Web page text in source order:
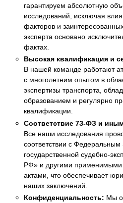
гарантируем абсолютную
исследований, исключая
факторов и
эксперта основано
фактах.
Высокая квалификация и
В нашей команде работают
с многолетним опытом в
экспертизы транспорта,
образованием и регулярно
квалификации.
Соответствие 73-ФЗ и
Все наши исследования
соответствии с
государственной судебно-
РФ» и другими применимыми
актами, что обеспечивает
наших заключений.
Конфиденциальность: Мы